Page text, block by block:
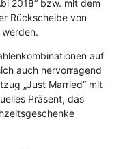
2018“ bzw. mit dem
Rückscheibe von
auf
auch hervorragend
„Just Married“ mit
Präsent, das